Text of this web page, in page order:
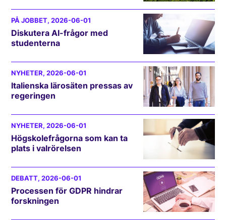
PÅ JOBBET, 2026-06-01
Diskutera AI-frågor med
studenterna
NYHETER, 2026-06-01
Italienska lärosäten pressas av
regeringen
NYHETER, 2026-06-01
Högskolefrågorna som kan ta
plats i valrörelsen
DEBATT, 2026-06-01
Processen för GDPR hindrar
forskningen